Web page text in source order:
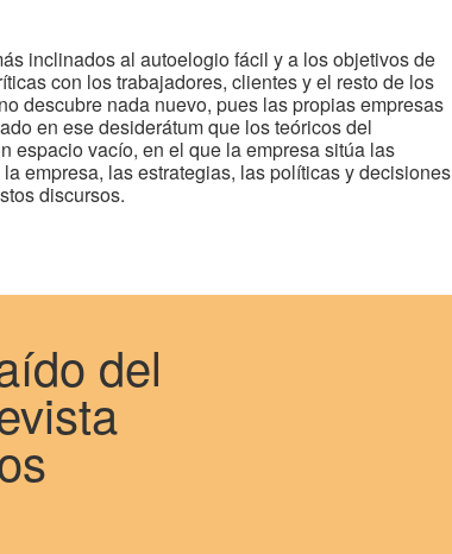
inclinados al autoelogio fácil y a los objetivos de
con los trabajadores, clientes y el resto de los
descubre nada nuevo, pues las propias empresas
en ese desiderátum que los teóricos del
espacio vacío, en el que la empresa sitúa las
empresa, las estrategias, las políticas y decisiones
discursos.
del